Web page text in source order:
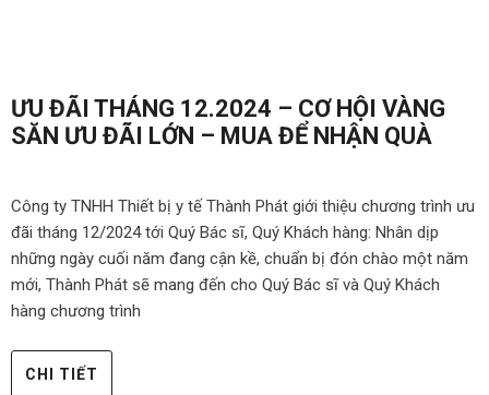
ƯU ĐÃI THÁNG 12.2024 – CƠ HỘI VÀNG
SĂN ƯU ĐÃI LỚN – MUA ĐỂ NHẬN QUÀ
Công ty TNHH Thiết bị y tế Thành Phát giới thiệu chương trình ưu
đãi tháng 12/2024 tới Quý Bác sĩ, Quý Khách hàng: Nhân dịp
những ngày cuối năm đang cận kề, chuẩn bị đón chào một năm
mới, Thành Phát sẽ mang đến cho Quý Bác sĩ và Quý Khách
hàng chương trình
CHI TIẾT